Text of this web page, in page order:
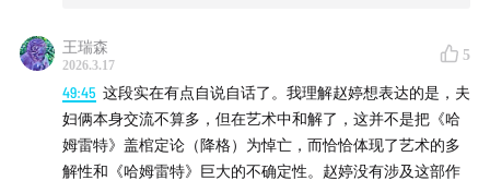
王瑞森
2026.3.17
5
49:45 这段实在有点自说自话了。我理解赵婷想表达的是，夫
妇俩本身交流不算多，但在艺术中和解了，这并不是把《哈
姆雷特》盖棺定论（降格）为悼亡，而恰恰体现了艺术的多
解性和《哈姆雷特》巨大的不确定性。赵婷没有涉及这部作